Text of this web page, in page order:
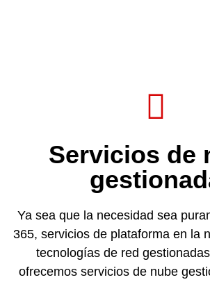
Servicios de
Ya sea que la necesidad sea
365, servicios de plataforma en la
tecnologías de red
ofrecemos servicios de nube